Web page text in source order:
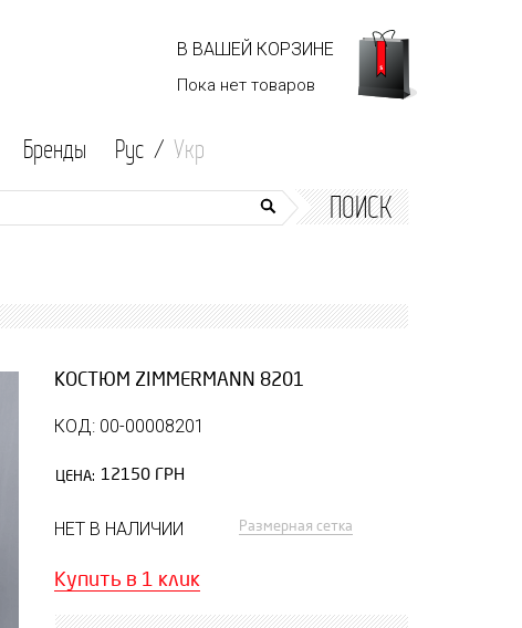
В ВАШЕЙ КОРЗИНЕ
Пока нет товаров
Бренды Рус / Укр
ПОИСК
КОСТЮМ ZIMMERMANN 8201
КОД: 00-00008201
ЦЕНА: 12150 ГРН
НЕТ В НАЛИЧИИ Размерная сетка
Купить в 1 клик